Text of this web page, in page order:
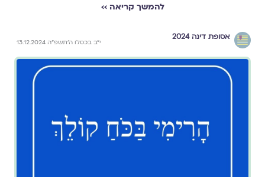
להמשך קריאה ››
אסופת דינה 2024
י״ב בכסלו ה׳תשפ״ה 13.12.2024